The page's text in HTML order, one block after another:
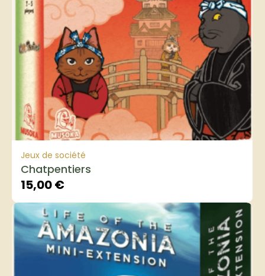
Jeux de société
Chatpentiers
15,00€